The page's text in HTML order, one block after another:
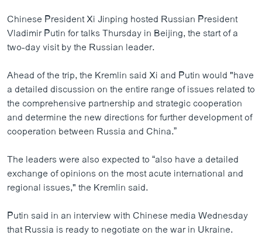
Chinese President Xi Jinping hosted Russian President
Vladimir Putin for talks Thursday in Beijing, the start of a
two-day visit by the Russian leader.
Ahead of the trip, the Kremlin said Xi and Putin would "have
a detailed discussion on the entire range of issues related to
the comprehensive partnership and strategic cooperation
and determine the new directions for further development of
cooperation between Russia and China.”
The leaders were also expected to “also have a detailed
exchange of opinions on the most acute international and
regional issues," the Kremlin said.
Putin said in an interview with Chinese media Wednesday
that Russia is ready to negotiate on the war in Ukraine.